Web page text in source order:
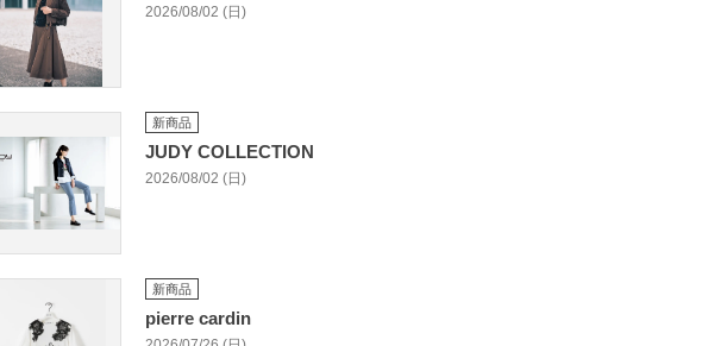
2026/08/02 (日)
新商品
JUDY COLLECTION
2026/08/02 (日)
新商品
pierre cardin